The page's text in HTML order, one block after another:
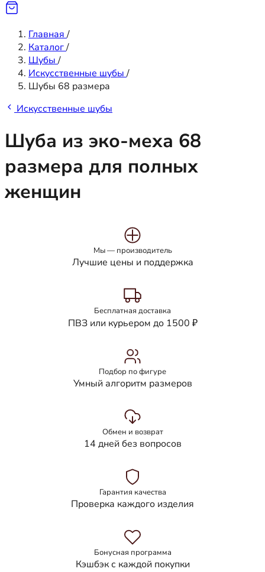
Главная /
Каталог/
Шубы /
Искусственные шубы /
Шубы 68 размера
Искусственные шубы
Шуба из эко-меха 68
размера для полных
женщин
Мы — производитель
Лучшие цены и поддержка
Бесплатная доставка
ПВЗ или курьером до 1500 ₽
Подбор по фигуре
Умный алгоритм размеров
Обмен и возврат
14 дней без вопросов
Гарантия качества
Проверка каждого изделия
Бонусная программа
Кэшбэк с каждой покупки